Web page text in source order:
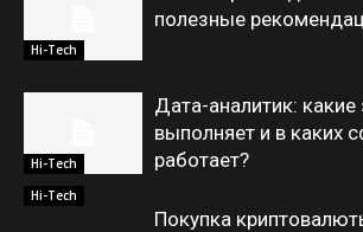
Hi-Tech
полезные
Hi-Tech
Дата-аналитик: какие
выполняет и в каких
работает?
Hi-Tech
Покупка